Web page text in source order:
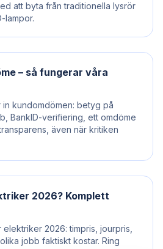
att byta från traditionella lysrör
lampor.
– så fungerar våra
in kundomdömen: betyg på
BankID-verifiering, ett omdöme
även när kritiken
2026? Komplett
2026: timpris, jourpris,
jobb faktiskt kostar. Ring